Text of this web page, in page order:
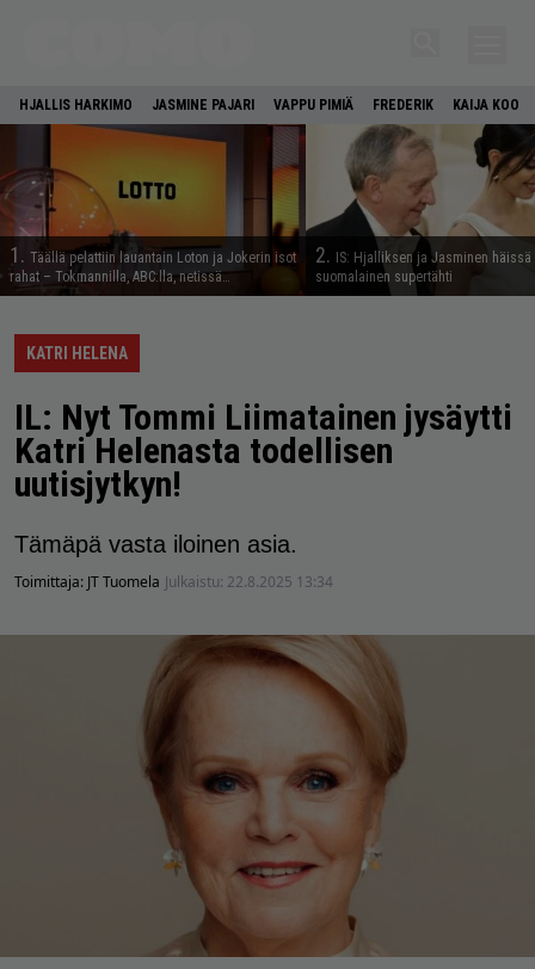
HJALLIS HARKIMO JASMINE PAJARI VAPPU PIMIÄ FREDERIK KAIJA KOO
1. Täällä pelattiin lauantain Loton ja Jokerin isot
rahat – Tokmannilla, ABC:lla, netissä…
2.
IS: Hjalliksen ja Jasminen häissä
suomalainen supertähti
KATRI HELENA
IL: Nyt Tommi Liimatainen jysäytti
Katri Helenasta todellisen
uutisjytkyn!
Tämäpä vasta iloinen asia.
Toimittaja: JT Tuomela Julkaistu: 22.8.2025 13:34